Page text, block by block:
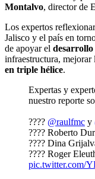
Montalvo, director de
Los expertos
Jalisco y el país en
de apoyar el desarrollo
infraestructura, mejorar
en triple hélice.
Expertas y
nuestro reporte
???? @raulfmc y
???? Roberto
???? Dina
???? Roger
pic.twitter.com/